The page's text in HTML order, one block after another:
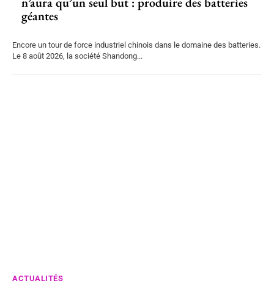
géantes
Encore un tour de force industriel chinois dans le domaine des batteries.
Le 8 août 2026, la société Shandong...
ACTUALITÉS